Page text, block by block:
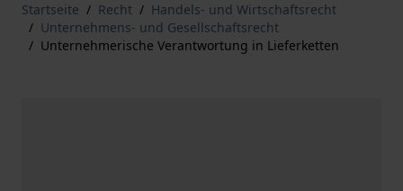
Startseite / Recht / Handels- und Wirtschaftsrecht
/ Unternehmens- und Gesellschaftsrecht
/ Unternehmerische Verantwortung in Lieferketten